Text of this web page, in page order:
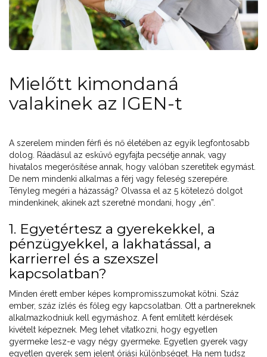
Mielőtt kimondaná
valakinek az IGEN-t
A szerelem minden férfi és nő életében az egyik legfontosabb
dolog. Ráadásul az esküvő egyfajta pecsétje annak, vagy
hivatalos megerősítése annak, hogy valóban szeretitek egymást.
De nem mindenki alkalmas a férj vagy feleség szerepére.
Tényleg megéri a házasság? Olvassa el az 5 kötelező dolgot
mindenkinek, akinek azt szeretné mondani, hogy „én”.
1. Egyetértesz a gyerekekkel, a
pénzügyekkel, a lakhatással, a
karrierrel és a szexszel
kapcsolatban?
Minden érett ember képes kompromisszumokat kötni. Száz
ember, száz ízlés és főleg egy kapcsolatban. Ott a partnereknek
alkalmazkodniuk kell egymáshoz. A fent említett kérdések
kivételt képeznek. Meg lehet vitatkozni, hogy egyetlen
gyermeke lesz-e vagy négy gyermeke. Egyetlen gyerek vagy
egyetlen gyerek sem jelent óriási különbséget. Ha nem tudsz